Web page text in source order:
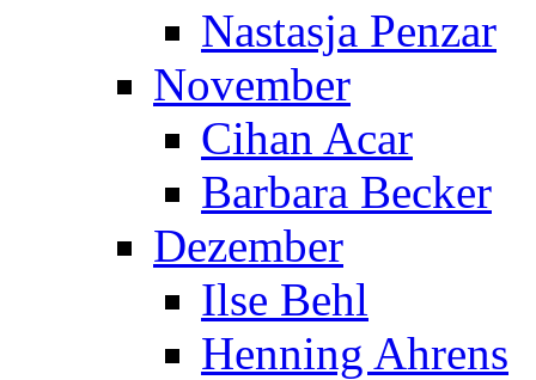
Nastasja Penzar
November
Cihan Acar
Barbara Becker
Dezember
Ilse Behl
Henning Ahrens